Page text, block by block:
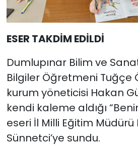
ESER TAKDİM EDİLDİ
Dumlupınar Bilim ve
Bilgiler Öğretmeni Tuğçe
kurum yöneticisi Hakan
kendi kaleme aldığı
eseri İl Milli Eğitim Müdürü
Sünnetci’ye sundu.